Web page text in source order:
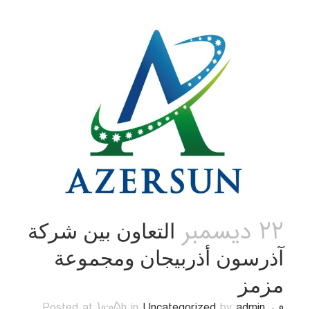
22 ديسمبر
التعاون بين شركة
آذرسون أذربيجان ومجموعة
مزمز